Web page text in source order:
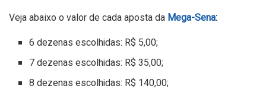
Veja abaixo o valor de cada aposta da Mega-Sena:
6 dezenas escolhidas: R$ 5,00;
7 dezenas escolhidas: R$ 35,00;
8 dezenas escolhidas: R$ 140,00;